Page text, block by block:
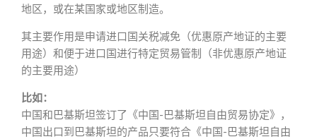
地区，或在某国家或地区制造。
其主要作用是申请进口国关税减免（优惠原产地证的主要
用途）和便于进口国进行特定贸易管制（非优惠原产地证
的主要用途）
比如：
中国和巴基斯坦签订了《中国-巴基斯坦自由贸易协定》，
中国出口到巴基斯坦的产品只要符合《中国-巴基斯坦自由